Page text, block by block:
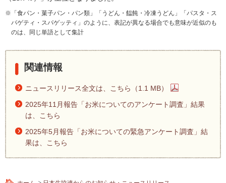
「食パン・菓子パン・パン類」「うどん・饂飩・冷凍うどん」「パスタ・ス
パゲティ・スパゲッティ」のように、表記が異なる場合でも意味が近似のも
のは、同じ単語として集計
関連情報
ニュースリリース全文は、こちら（1.1 MB）
2025年11月報告「お米についてのアンケート調査」結果
は、こちら
2025年5月報告「お米についての緊急アンケート調査」結
果は、こちら